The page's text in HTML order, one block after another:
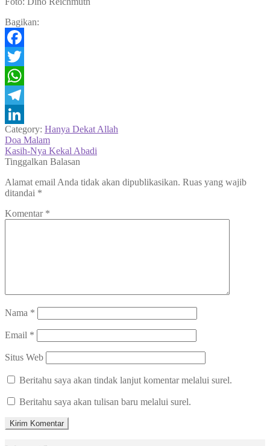
Bagikan:
Facebook
Twitter
WhatsApp
Telegram
LinkedIn
Category: Hanya Dekat Allah
Navigasi
pos
Previous
post:
Doa Malam
Next
post:
Kasih-Nya Kekal Abadi
Tinggalkan Balasan
Alamat email Anda tidak akan dipublikasikan. Ruas yang wajib
ditandai *
Komentar *
Nama *
Email *
Situs Web
Beritahu saya akan tindak lanjut komentar melalui surel.
Beritahu saya akan tulisan baru melalui surel.